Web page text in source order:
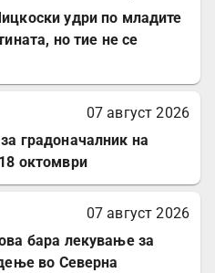
удри по младите
но тие не се
07 август 2026
градоначалник на
октомври
07 август 2026
бара лекување за
во Северна